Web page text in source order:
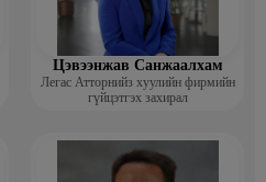
Цэвээнжав Санжаалхам
Легас Атторнийз хуулийн фирмийн
гүйцэтгэх захирал